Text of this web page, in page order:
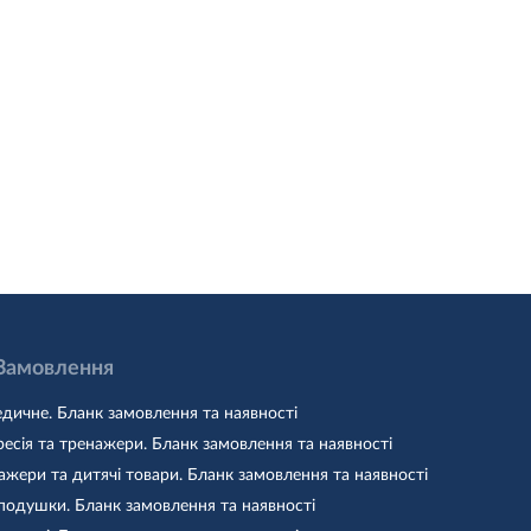
Бланк замовлення та наявності
та тренажери. Бланк замовлення та наявності
та дитячі товари. Бланк замовлення та наявності
Бланк замовлення та наявності